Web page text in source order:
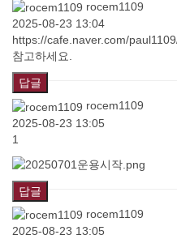
rocem1109
2025-08-23 13:04
https://cafe.naver.com/
참고하세요.
답글
rocem1109
2025-08-23 13:05
1
답글
rocem1109
2025-08-23 13:05